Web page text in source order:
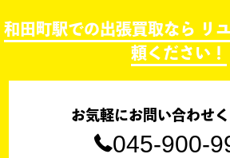
和田町駅での出張買取なら リ
頼ください！
お気軽にお問い合わせく
045-900-